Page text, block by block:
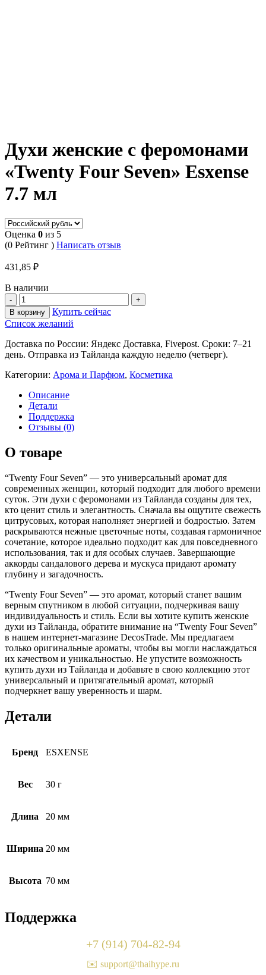
Духи женские с феромонами
«Twenty Four Seven» Esxense
7.7 мл
Оценка 0 из 5
(0 Рейтинг ) Написать отзыв
431,85 ₽
В наличии
В корзину
Купить сейчас
Список желаний
Доставка по России: Яндекс Доставка, Fivepost. Сроки: 7–21
день. Отправка из Тайланда каждую неделю (четверг).
Категории: Арома и Парфюм, Косметика
Описание
Детали
Поддержка
Отзывы (0)
О товаре
“Twenty Four Seven” — это универсальный аромат для
современных женщин, который подходит для любого времени
суток. Эти духи с феромонами из Тайланда созданы для тех,
кто ценит стиль и элегантность. Сначала вы ощутите свежесть
цитрусовых, которая наполняет энергией и бодростью. Затем
раскрываются нежные цветочные ноты, создавая гармоничное
сочетание, которое идеально подходит как для повседневного
использования, так и для особых случаев. Завершающие
аккорды сандалового дерева и мускуса придают аромату
глубину и загадочность.
“Twenty Four Seven” — это аромат, который станет вашим
верным спутником в любой ситуации, подчеркивая вашу
индивидуальность и стиль. Если вы хотите купить женские
духи из Тайланда, обратите внимание на “Twenty Four Seven”
в нашем интернет-магазине DecosTrade. Мы предлагаем
только оригинальные ароматы, чтобы вы могли наслаждаться
их качеством и уникальностью. Не упустите возможность
купить духи из Тайланда и добавьте в свою коллекцию этот
универсальный и притягательный аромат, который
подчеркнет вашу уверенность и шарм.
Детали
Бренд ESXENSE
Вес 30 г
Длина 20 мм
Ширина 20 мм
Высота 70 мм
Поддержка
+7 (914) 704-82-94
✉️ support@thaihype.ru